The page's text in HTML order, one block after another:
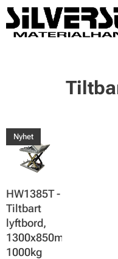
HW1385T -
Tiltbart
lyftbord,
1300x850mm,
1000kg
Nyhet